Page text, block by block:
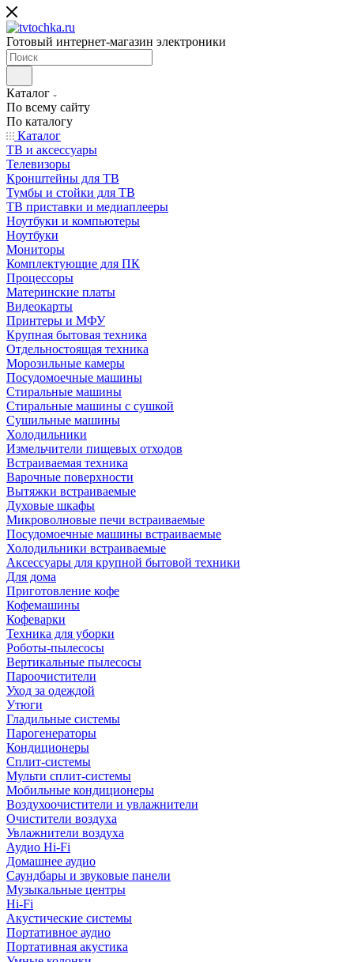
Готовый интернет-магазин электроники
Каталог
По всему сайту
По каталогу
Каталог
ТВ и аксессуары
Телевизоры
Кронштейны для ТВ
Тумбы и стойки для ТВ
ТВ приставки и медиаплееры
Ноутбуки и компьютеры
Ноутбуки
Мониторы
Комплектующие для ПК
Процессоры
Материнские платы
Видеокарты
Принтеры и МФУ
Крупная бытовая техника
Отдельностоящая техника
Морозильные камеры
Посудомоечные машины
Стиральные машины
Стиральные машины с сушкой
Сушильные машины
Холодильники
Измельчители пищевых отходов
Встраиваемая техника
Варочные поверхности
Вытяжки встраиваемые
Духовые шкафы
Микроволновые печи встраиваемые
Посудомоечные машины встраиваемые
Холодильники встраиваемые
Аксессуары для крупной бытовой техники
Для дома
Приготовление кофе
Кофемашины
Кофеварки
Техника для уборки
Роботы-пылесосы
Вертикальные пылесосы
Пароочистители
Уход за одеждой
Утюги
Гладильные системы
Парогенераторы
Кондиционеры
Сплит-системы
Мульти сплит-системы
Мобильные кондиционеры
Воздухоочистители и увлажнители
Очистители воздуха
Увлажнители воздуха
Аудио Hi-Fi
Домашнее аудио
Саундбары и звуковые панели
Музыкальные центры
Hi-Fi
Акустические системы
Портативное аудио
Портативная акустика